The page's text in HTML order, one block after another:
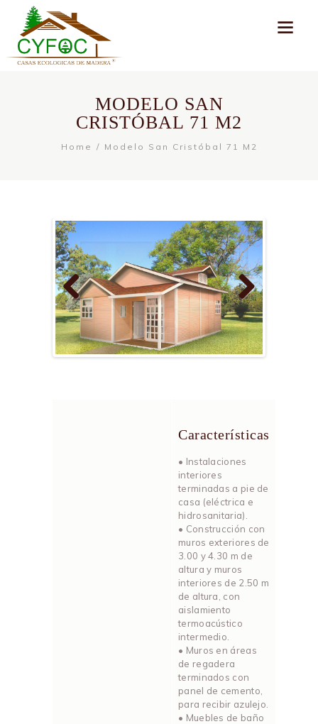
MODELO SAN
CRISTÓBAL 71 M2
Home Modelo San Cristóbal 71 M2
Previ
ous
Next
Características
• Instalaciones
interiores
terminadas a pie de
casa (eléctrica e
hidrosanitaria).
• Construcción con
muros exteriores de
3.00 y 4.30 m de
altura y muros
interiores de 2.50 m
de altura, con
aislamiento
termoacústico
intermedio.
• Muros en áreas
de regadera
terminados con
panel de cemento,
para recibir azulejo.
• Muebles de baño